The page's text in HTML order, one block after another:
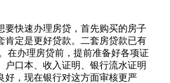
快速办理房贷，首先购买的房子
肯定是更好贷款。二套房贷款已有
在办理房贷前，提前准备好各项证
户口本、收入证明、银行流水证明
好，现在银行对这方面审核更严